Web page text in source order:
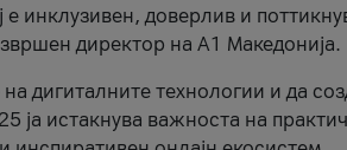
инклузивен, доверлив и
директор на А1 Македонија.
дигиталните технологии и да
ја истакнува важноста на